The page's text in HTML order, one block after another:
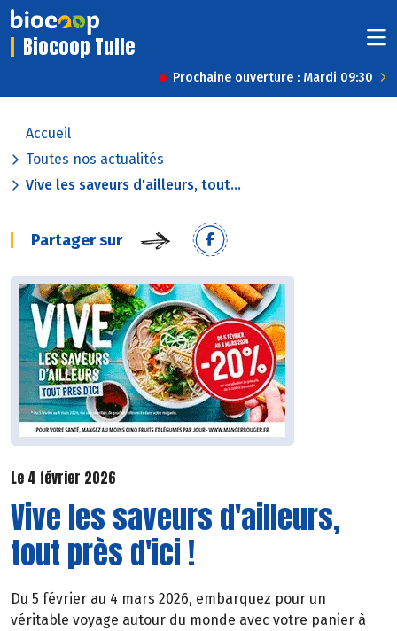
Biocoop Tulle
Prochaine ouverture : Mardi 09:30
Accueil
Toutes nos actualités
Vive les saveurs d'ailleurs, tout...
Partager sur
Le 4 février 2026
Vive les saveurs d'ailleurs,
tout près d'ici !
Du 5 février au 4 mars 2026, embarquez pour un
véritable voyage autour du monde avec votre panier à